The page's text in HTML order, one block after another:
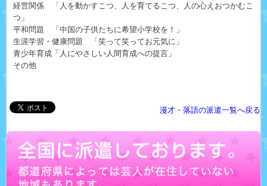
経営関係 「人を動かすこつ、人を育てるこつ、人の心えおつかむこ
つ」
平和問題 「中国の子供たちに希望小学校を！」
生涯学習・健康問題 「笑って笑ってお元気に」
青少年育成「人にやさしい人間育成への提言」
その他
漫才・落語の派遣一覧へ戻る